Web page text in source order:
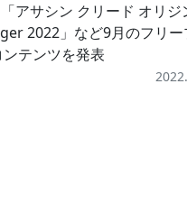
アサシン クリード オリジ
2022」など9月のフリー
ンテンツを発表